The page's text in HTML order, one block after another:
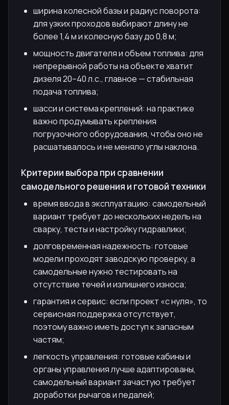
ширина колесной базы и радиус поворота:
для узких проходов выбирают длину не
более 1,4 м и колесную базу до 0,8 м;
мощность двигателя и объем топлива: для
непрерывной работы на объекте хватит
дизеля 20–40 л.с., главное — стабильная
подача топлива;
шасси и система креплений: на практике
важно продумывать крепления
погрузочного оборудования, чтобы оно не
расшатывалось и не меняло углы наклона.
Критерии выбора при сравнении
самодельного решения и готовой техники
время ввода в эксплуатацию: самодельный
вариант требует до нескольких недель на
сварку, тесты и настройку гидравлики;
долговременная надежность: готовые
модели проходят заводскую проверку, а
самодельные нужно тестировать на
отсутствие течей и излишнего износа;
гарантия и сервис: если проект «с нуля», то
сервисная поддержка отсутствует,
поэтому важно иметь доступ к запасным
частям;
легкость управления: готовые кабины и
органы управления лучше адаптированы,
самодельный вариант зачастую требует
доработки рычагов и педалей;